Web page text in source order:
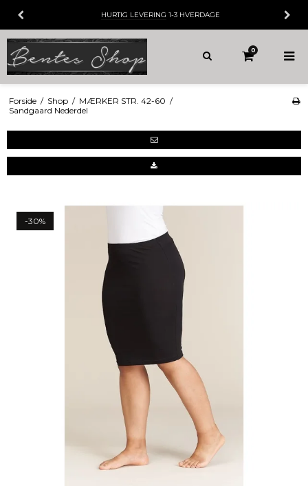
HURTIG LEVERING 1-3 HVERDAGE
0
Forside / Shop / MÆRKER STR. 42-60 /
Sandgaard Nederdel
-30%